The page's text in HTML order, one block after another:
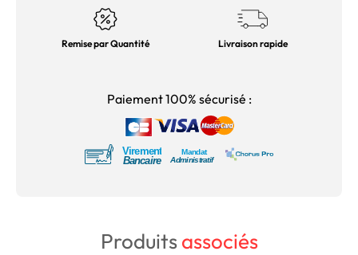
Remise par Quantité Livraison rapide
Paiement 100% sécurisé :
Produitsassociés